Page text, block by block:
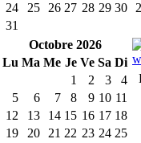
24
25 26 27 28 29 30
31
Octobre 2026
Lu Ma Me Je Ve Sa Di
1
2 3
4
5
6 7 8 9 10 11
12
13 14 15 16 17 18
19
20 21 22 23 24 25